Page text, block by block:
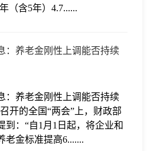
（含5年）4.7......
：养老金刚性上调能否持续
：养老金刚性上调能否持续
开的全国“两会”上，财政部
到：“自1月1日起，将企业和
老金标准提高6.......